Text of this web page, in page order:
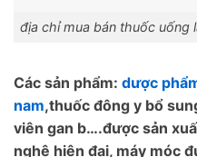
địa chỉ mua bán thuốc uống
Các sản phẩm: dược
nam,thuốc đông y bổ
viên gan b….được sản
nghệ hiện đại, máy móc